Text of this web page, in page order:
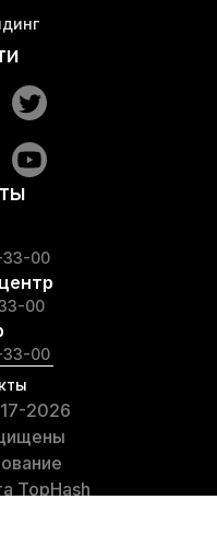
00
00
00
2026
TopHash